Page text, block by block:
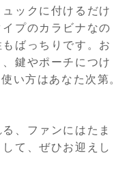
ックに付けるだけ
プのカラビナなの
ばっちりです。お
鍵やポーチにつけ
い方はあなた次第。
、ファンにはたま
て、ぜひお迎えし